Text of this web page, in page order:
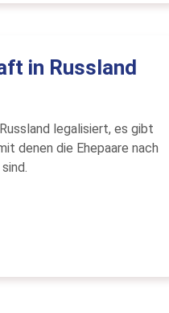
in Russland
legalisiert, es gibt
denen die Ehepaare nach